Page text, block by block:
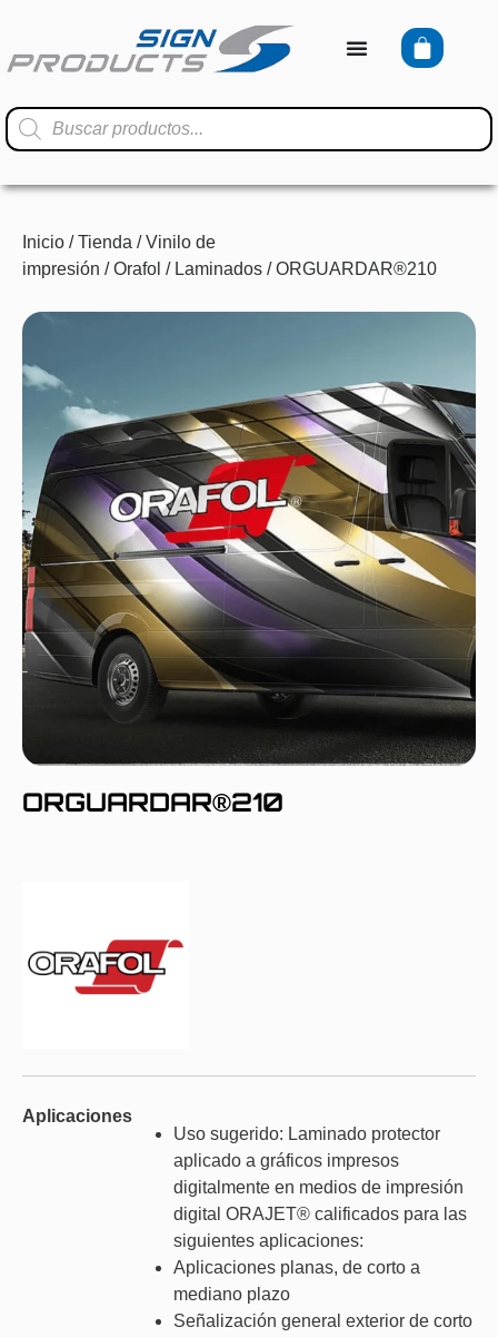
Inicio /Tienda /Vinilo de
impresión /Orafol / Laminados / ORGUARDAR®210
ORGUARDAR®210
Aplicaciones
Uso sugerido: Laminado protector
aplicado a gráficos impresos
digitalmente en medios de impresión
digital ORAJET® calificados para las
siguientes aplicaciones:
Aplicaciones planas, de corto a
mediano plazo
Señalización general exterior de corto